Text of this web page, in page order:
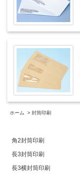
ホーム > 封筒印刷
角2封筒印刷
長3封筒印刷
長3横封筒印刷